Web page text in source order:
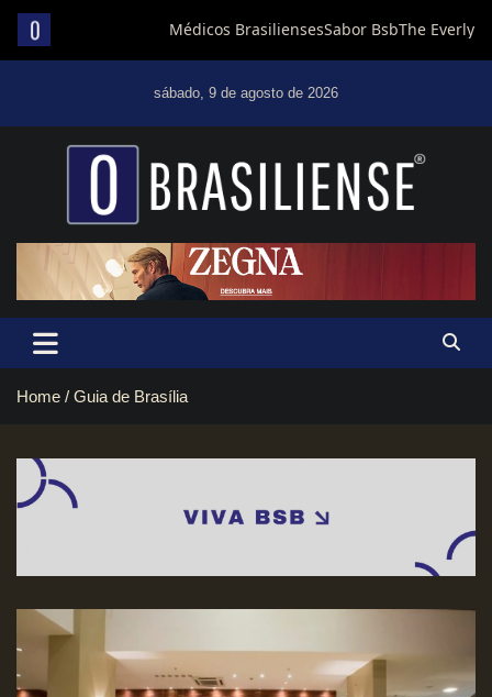
sábado, 9 de agosto de 2026
Um diário de notícias que trabalha por Brasília
Home Guia de Brasília